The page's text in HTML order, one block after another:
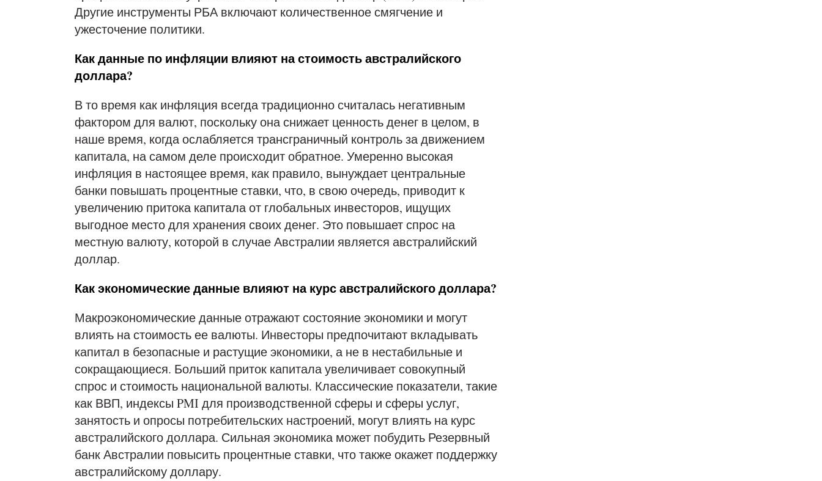
Другие инструменты РБА включают количественное смягчение и
ужесточение политики.
Как данные по инфляции влияют на стоимость австралийского
доллара?
В то время как инфляция всегда традиционно считалась негативным
фактором для валют, поскольку она снижает ценность денег в целом, в
наше время, когда ослабляется трансграничный контроль за движением
капитала, на самом деле происходит обратное. Умеренно высокая
инфляция в настоящее время, как правило, вынуждает центральные
банки повышать процентные ставки, что, в свою очередь, приводит к
увеличению притока капитала от глобальных инвесторов, ищущих
выгодное место для хранения своих денег. Это повышает спрос на
местную валюту, которой в случае Австралии является австралийский
доллар.
Как экономические данные влияют на курс австралийского доллара?
Макроэкономические данные отражают состояние экономики и могут
влиять на стоимость ее валюты. Инвесторы предпочитают вкладывать
капитал в безопасные и растущие экономики, а не в нестабильные и
сокращающиеся. Больший приток капитала увеличивает совокупный
спрос и стоимость национальной валюты. Классические показатели, такие
как ВВП, индексы PMI для производственной сферы и сферы услуг,
занятость и опросы потребительских настроений, могут влиять на курс
австралийского доллара. Сильная экономика может побудить Резервный
банк Австралии повысить процентные ставки, что также окажет поддержку
австралийскому доллару.